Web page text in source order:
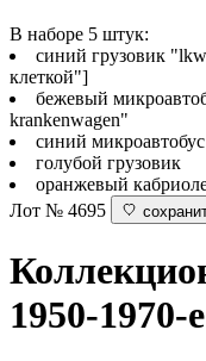
В наборе 5 штук:
синий грузовик
клеткой"]
бежевый
krankenwagen"
синий
голубой грузовик
оранжевый
Лот № 4695
1950-1970-